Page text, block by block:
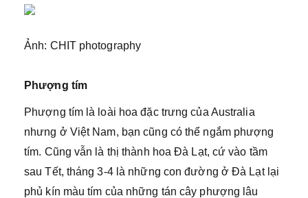
Ảnh: CHIT photography
Phượng tím
Phượng tím là loài hoa đặc trưng của Australia
nhưng ở Việt Nam, bạn cũng có thể ngắm phượng
tím. Cũng vẫn là thị thành hoa Đà Lạt, cứ vào tầm
sau Tết, tháng 3-4 là những con đường ở Đà Lạt lại
phủ kín màu tím của những tán cây phượng lâu